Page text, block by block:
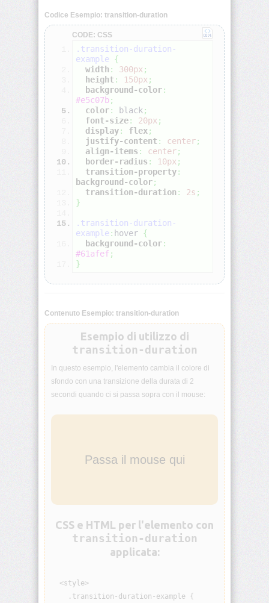
accent-
color
align-
content
align-
items
align-
self
all
animation
animation-
delay
animation-
direction
duration
animation-
fill-
mode
animation-
iteration-
count
animation-
name
animation-
play-
state
animation-
timing-
function
aspect-
ratio
Codice Esempio: transition-duration
CODE: CSS
.transition-duration-
example
{
width : 300px ;
height : 150px ;
background-color:
#e5c07b;
color: black ;
font-size: 20px ;
display: flex;
justify-content : center;
align-items : center;
border-radius : 10px ;
transition-property:
background-color;
transition-duration : 2s ;
}
.transition-duration-
example : hover {
background-color:
#61afef ;
}
Contenuto Esempio: transition-duration
Esempio di utilizzo di
transition-duration
In questo esempio, l'elemento cambia il colore di
sfondo con una transizione della durata di 2
secondi quando ci si passa sopra con il mouse:
Passa il mouse qui
CSS e HTML per l'elemento con
transition-duration
applicata:
  <style>
    .transition-duration-example {